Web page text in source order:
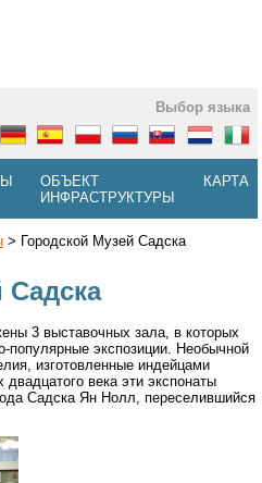
Выбор языка
ОБЪЕКТ
ИНФРАСТРУКТУРЫ
КАРТА
> Городской Музей Садска
Садска
3 выставочных зала, в которых
популярные экспозиции. Необычной
изготовленные индейцами
века эти экспонаты
Садска Ян Нолл, переселившийся